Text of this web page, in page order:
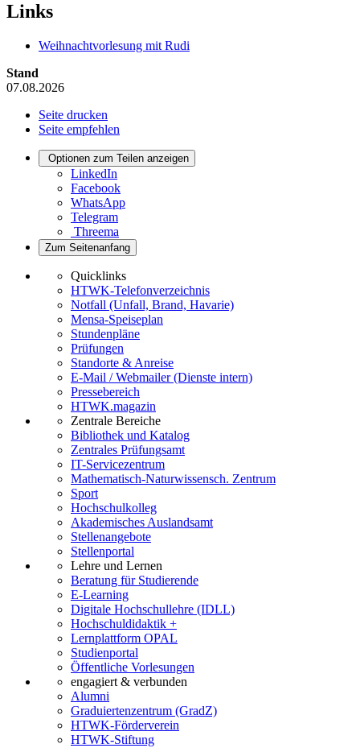
Links
Weihnachtvorlesung mit Rudi
Stand
07.08.2026
Seite drucken
Seite empfehlen
Optionen zum Teilen anzeigen
LinkedIn
Facebook
WhatsApp
Telegram
Threema
Zum Seitenanfang
Quicklinks
HTWK-Telefonverzeichnis
Notfall (Unfall, Brand, Havarie)
Mensa-Speiseplan
Stundenpläne
Prüfungen
Standorte & Anreise
E-Mail / Webmailer (Dienste intern)
Pressebereich
HTWK.magazin
Zentrale Bereiche
Bibliothek und Katalog
Zentrales Prüfungsamt
IT-Servicezentrum
Mathematisch-Naturwissensch. Zentrum
Sport
Hochschulkolleg
Akademisches Auslandsamt
Stellenangebote
Stellenportal
Lehre und Lernen
Beratung für Studierende
E-Learning
Digitale Hochschullehre (IDLL)
Hochschuldidaktik +
Lernplattform OPAL
Studienportal
Öffentliche Vorlesungen
engagiert & verbunden
Alumni
Graduiertenzentrum (GradZ)
HTWK-Förderverein
HTWK-Stiftung